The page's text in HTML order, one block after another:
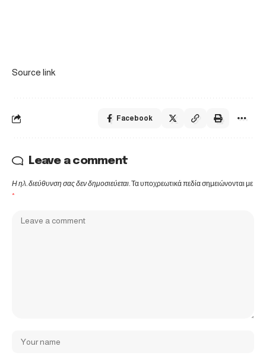
Source link
Facebook
Leave a comment
Η ηλ. διεύθυνση σας δεν δημοσιεύεται.Τα υποχρεωτικά πεδία σημειώνονται με
*